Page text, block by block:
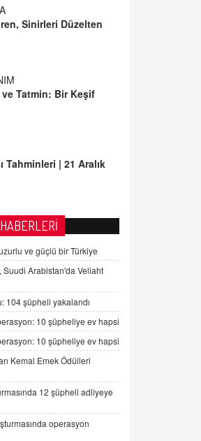
Tatmin: Bir Keşif
Tahminleri | 21 Aralık
Yaşam ile İlgili
DOĞAN
korunması ve dijital
ve güçlü bir Türkiye
Suudi Arabistan'da Veliaht
104 şüpheli yakalandı
10 şüpheliye ev hapsi
10 şüpheliye ev hapsi
Kemal Emek Ödülleri
12 şüpheli adliyeye
operasyon